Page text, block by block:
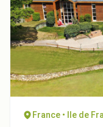
France • Ile de